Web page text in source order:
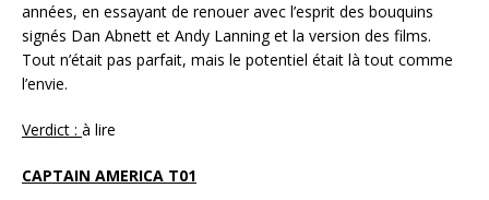
années, en essayant de renouer avec l’esprit des bouquins
signés Dan Abnett et Andy Lanning et la version des films.
Tout n’était pas parfait, mais le potentiel était là tout comme
l’envie.
Verdict : à lire
CAPTAIN AMERICA T01